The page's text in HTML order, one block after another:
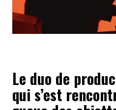
Le duo de
qui s’est